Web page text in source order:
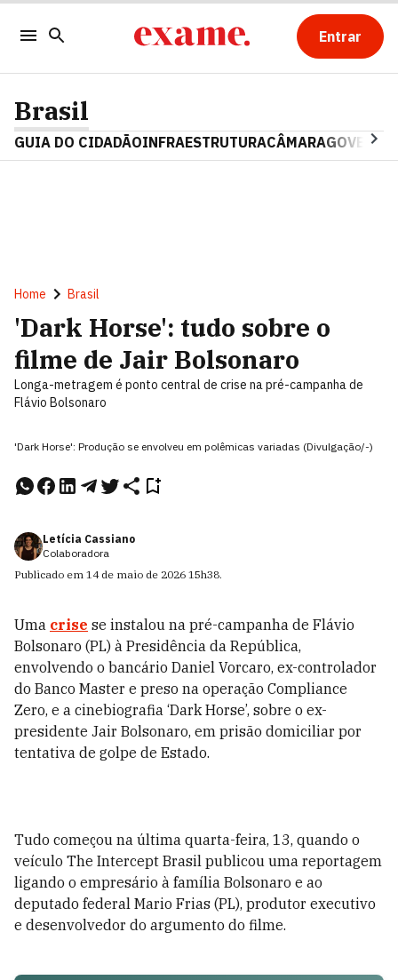
Entrar
Brasil
GUIA DO CIDADÃOINFRAESTRUTURACÂMARAGOVERNO
Home Brasil
'Dark Horse': tudo sobre o
filme de Jair Bolsonaro
Longa-metragem é ponto central de crise na pré-campanha de
Flávio Bolsonaro
'Dark Horse': Produção se envolveu em polêmicas variadas (Divulgação/-)
Letícia Cassiano
Colaboradora
Publicado em 14 de maio de 2026 15h38.
Uma crise se instalou na pré-campanha de Flávio
Bolsonaro (PL) à Presidência da República,
envolvendo o bancário Daniel Vorcaro, ex-controlador
do Banco Master e preso na operação Compliance
Zero, e a cinebiografia ‘Dark Horse’, sobre o ex-
presidente Jair Bolsonaro, em prisão domiciliar por
tentativa de golpe de Estado.
Tudo começou na última quarta-feira, 13, quando o
veículo The Intercept Brasil publicou uma reportagem
ligando o empresário à família Bolsonaro e ao
deputado federal Mario Frias (PL), produtor executivo
e desenvolvedor do argumento do filme.